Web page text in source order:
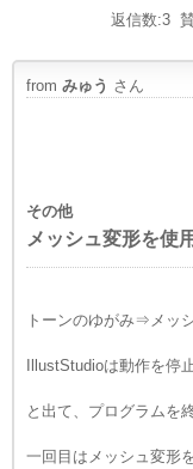
返信数:3
from みゅう さん
その他
メッシュ変形を使
トーンのゆがみ⇒メッ
IllustStudioは動作を停
と出て、プログラムを
一回目はメッシュ変形